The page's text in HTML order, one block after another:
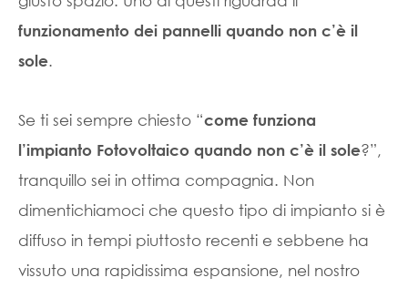
funzionamento dei pannelli quando non c’è il
sole.
Se ti sei sempre chiesto “come funziona
l’impianto Fotovoltaico quando non c’è il sole?”,
tranquillo sei in ottima compagnia. Non
dimentichiamoci che questo tipo di impianto si è
diffuso in tempi piuttosto recenti e sebbene ha
vissuto una rapidissima espansione, nel nostro